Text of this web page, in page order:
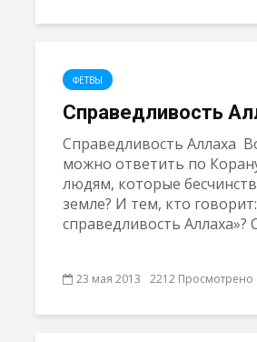
ФЕТВЫ
Справедливость
Справедливость Аллаха
можно ответить по
людям, которые
земле? И тем, кто
справедливость Аллаха»?
23 мая 2013 2212 Просмотрено